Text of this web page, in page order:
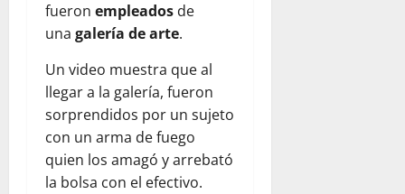
fueron empleados de
una galería de arte.
Un video muestra que al
llegar a la galería, fueron
sorprendidos por un sujeto
con un arma de fuego
quien los amagó y arrebató
la bolsa con el efectivo.